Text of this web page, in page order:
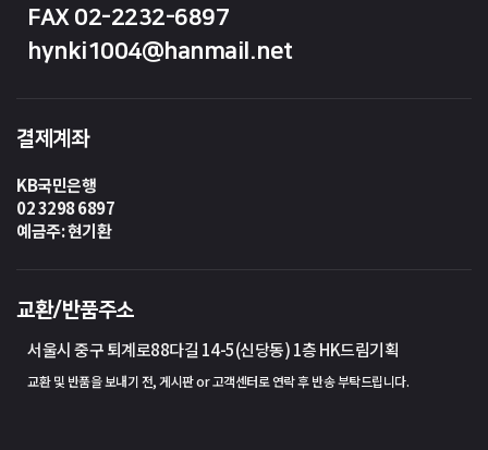
FAX 02-2232-6897
hynki1004@hanmail.net
결제계좌
KB국민은행
02 3298 6897
예금주: 현기환
교환/반품주소
서울시 중구 퇴계로88다길 14-5(신당동) 1층 HK드림기획
교환 및 반품을 보내기 전, 게시판 or 고객센터로 연락 후 반송 부탁드립니다.